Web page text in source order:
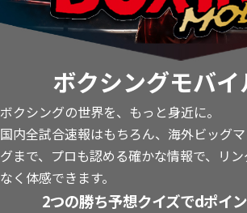
ボクシングモバ
ボクシングの世界を、もっと身近に。
国内全試合速報はもちろん、海外ビッグ
グまで、プロも認める確かな情報で、リ
なく体感できます。
2つの勝ち予想クイズでdポイ